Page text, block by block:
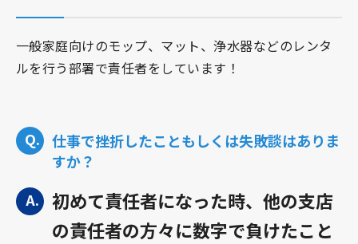
一般家庭向けのモップ、マット、浄水器などのレンタ
ルを行う部署で責任者をしています！
仕事で挫折したこともしくは失敗談はありま
すか？
初めて責任者になった時、他の支店
の責任者の方々に数字で負けたこと